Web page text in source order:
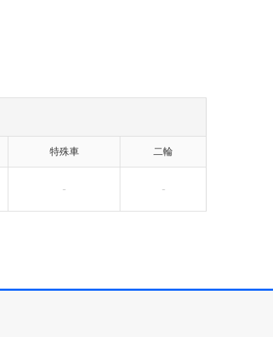
特殊車 二輪
- -